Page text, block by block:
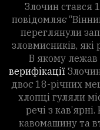
Злочин стався
повідомляє
переглянули
зловмисників, які
В якому
верифікації
двоє 18-річних
хлопці гуляли
речі з
кавомашину та